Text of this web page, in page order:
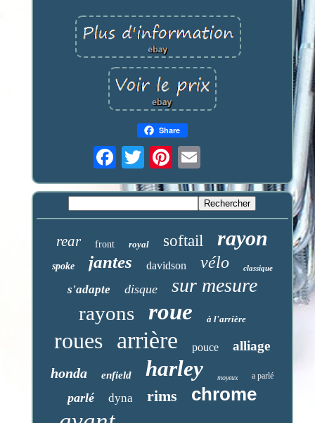
Share
rear front royal softail rayon
spoke jantes davidson vélo classique
s'adapte disque sur mesure
rayons roue à l'arrière
roues arrière pouce alliage
honda enfield harley moyeux a parlé
parlé dyna rims chrome